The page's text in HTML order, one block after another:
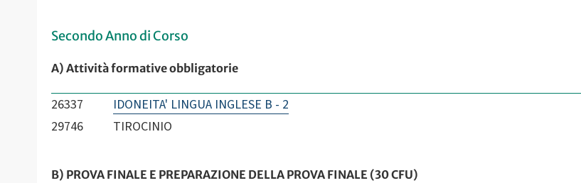
Secondo Anno di Corso
A) Attività formative obbligatorie
26337 IDONEITA' LINGUA INGLESE B - 2
29746
TIROCINIO
B) PROVA FINALE E PREPARAZIONE DELLA PROVA FINALE (30 CFU)